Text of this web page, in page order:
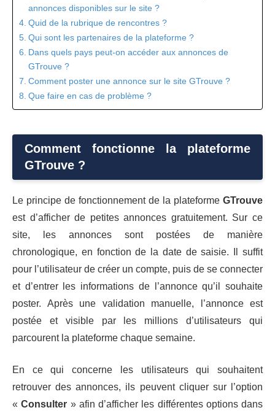
annonces disponibles sur le site ?
Quid de la rubrique de rencontres ?
Qui sont les partenaires de la plateforme ?
Dans quels pays peut-on accéder aux annonces de
GTrouve ?
Comment poster une annonce sur le site GTrouve ?
Que faire en cas de problème ?
Comment fonctionne la plateforme
GTrouve ?
Le principe de fonctionnement de la plateforme GTrouve
est d’afficher de petites annonces gratuitement. Sur ce
site, les annonces sont postées de manière
chronologique, en fonction de la date de saisie. Il suffit
pour l’utilisateur de créer un compte, puis de se connecter
et d’entrer les informations de l’annonce qu’il souhaite
poster. Après une validation manuelle, l’annonce est
postée et visible par les millions d’utilisateurs qui
parcourent la plateforme chaque semaine.
En ce qui concerne les utilisateurs qui souhaitent
retrouver des annonces, ils peuvent cliquer sur l’option
«Consulter » afin d’afficher les différentes options dans